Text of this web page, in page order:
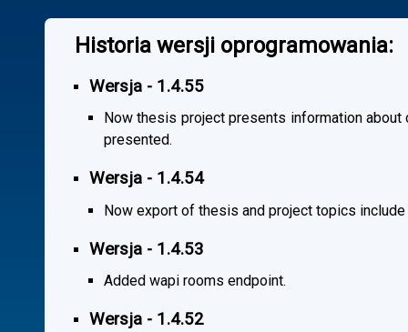
Historia wersji oprogramowania:
Wersja - 1.4.55
Now thesis project presents information
presented.
Wersja - 1.4.54
Now export of thesis and project topics
Wersja - 1.4.53
Added wapi rooms endpoint.
Wersja - 1.4.52